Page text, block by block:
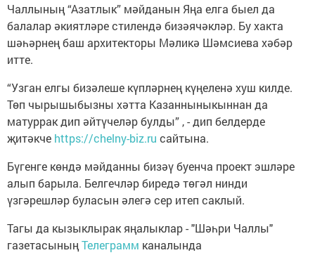
Чаллының “Азатлык” мәйданын Яңа елга быел да
балалар әкиятләре стилендә бизәячәкләр. Бу хакта
шәһәрнең баш архитекторы Мәликә Шәмсиева хәбәр
итте.
“Узган елгы бизәлеше күпләрнең күңеленә хуш килде.
Төп чырышыбызны хәтта Казанныныкыннан да
матуррак дип әйтүчеләр булды” , - дип белдерде
җитәкче https://chelny-biz.ru сайтына.
Бүгенге көндә мәйданны бизәү буенча проект эшләре
алып барыла. Белгечләр биредә төгәл нинди
үзгәрешләр буласын әлегә сер итеп саклый.
Тагы да кызыклырак яңалыклар - "Шәһри Чаллы"
газетасының Телеграмм каналында